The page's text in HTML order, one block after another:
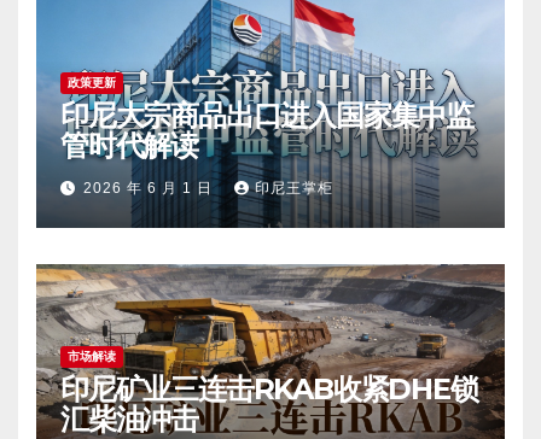
政策更新
印尼大宗商品出口进入国家集中监
管时代解读
2026 年 6 月 1 日 印尼王掌柜
市场解读
印尼矿业三连击RKAB收紧DHE锁
汇柴油冲击